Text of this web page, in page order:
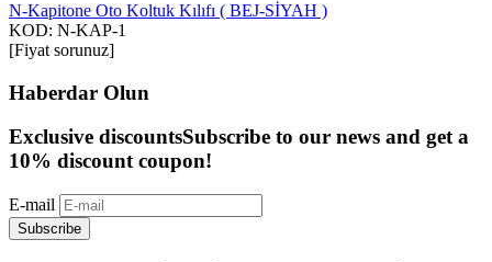
N-Kapitone Oto Koltuk Kılıfı ( BEJ-SİYAH )
KOD: N-KAP-1
[Fiyat sorunuz]
Haberdar Olun
Exclusive discountsSubscribe to our news and get a
10% discount coupon!
E-mail
Subscribe